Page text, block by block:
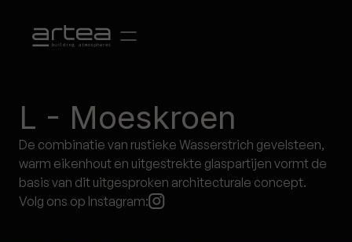
L - Moeskroen
De combinatie van rustieke Wasserstrich gevelsteen,
warm eikenhout en uitgestrekte glaspartijen vormt de
basis van dit uitgesproken architecturale concept.
Volg ons op Instagram: